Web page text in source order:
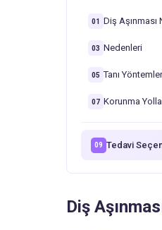
01 Diş Aşınması
03 Nedenleri
05 Tanı
07 Korunma
09 Tedavi
Diş